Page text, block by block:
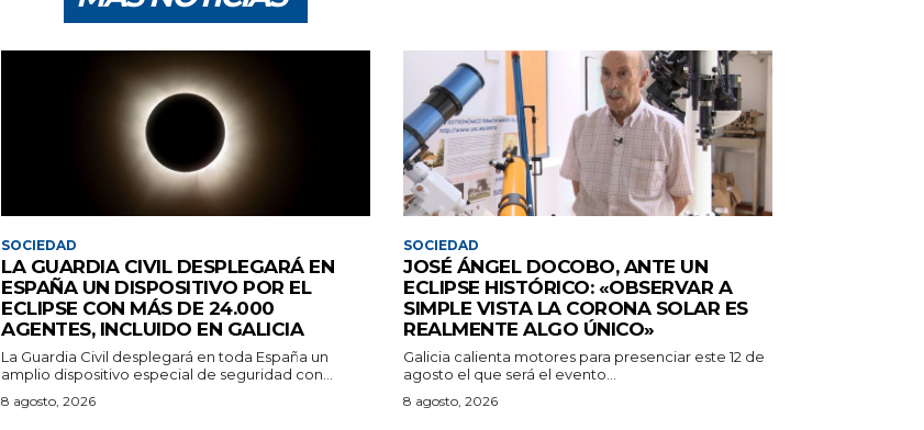
SOCIEDAD
LA GUARDIA CIVIL DESPLEGARÁ EN
ESPAÑA UN DISPOSITIVO POR EL
ECLIPSE CON MÁS DE 24.000
AGENTES, INCLUIDO EN GALICIA
La Guardia Civil desplegará en toda España un
amplio dispositivo especial de seguridad con...
8 agosto, 2026
SOCIEDAD
JOSÉ ÁNGEL DOCOBO, ANTE UN
ECLIPSE HISTÓRICO: «OBSERVAR A
SIMPLE VISTA LA CORONA SOLAR ES
REALMENTE ALGO ÚNICO»
Galicia calienta motores para presenciar este 12 de
agosto el que será el evento...
8 agosto, 2026